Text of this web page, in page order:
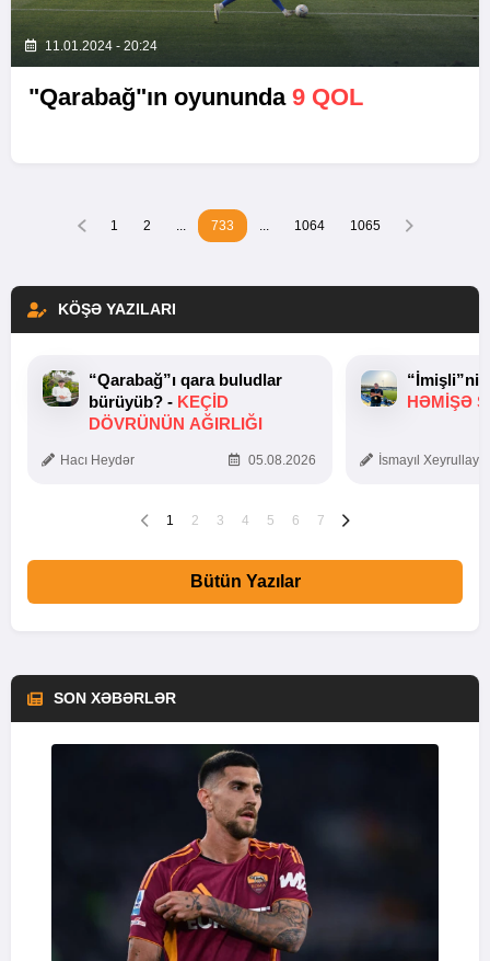
11.01.2024 - 20:24
"Qarabağ"ın oyununda 9 QOL
1 2 ... 733 ... 1064 1065
KÖŞƏ YAZILARI
“Qarabağ”ı qara buludlar
bürüyüb? - KEÇID
DÖVRÜNÜN AĞIRLIĞI
Hacı Heydər 05.08.2026
HƏMIŞƏ
İsmayıl
1 2 3 4 5 6 7
Bütün Yazılar
SON XƏBƏRLƏR